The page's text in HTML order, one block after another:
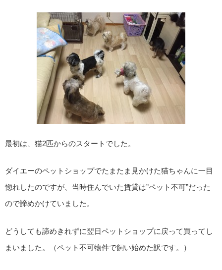
最初は、猫2匹からのスタートでした。
ダイエーのペットショップでたまたま見かけた猫ちゃんに一目
惚れしたのですが、当時住んでいた賃貸は”ペット不可”だった
ので諦めかけていました。
どうしても諦めきれずに翌日ペットショップに戻って買ってし
まいました。（ペット不可物件で飼い始めた訳です。）